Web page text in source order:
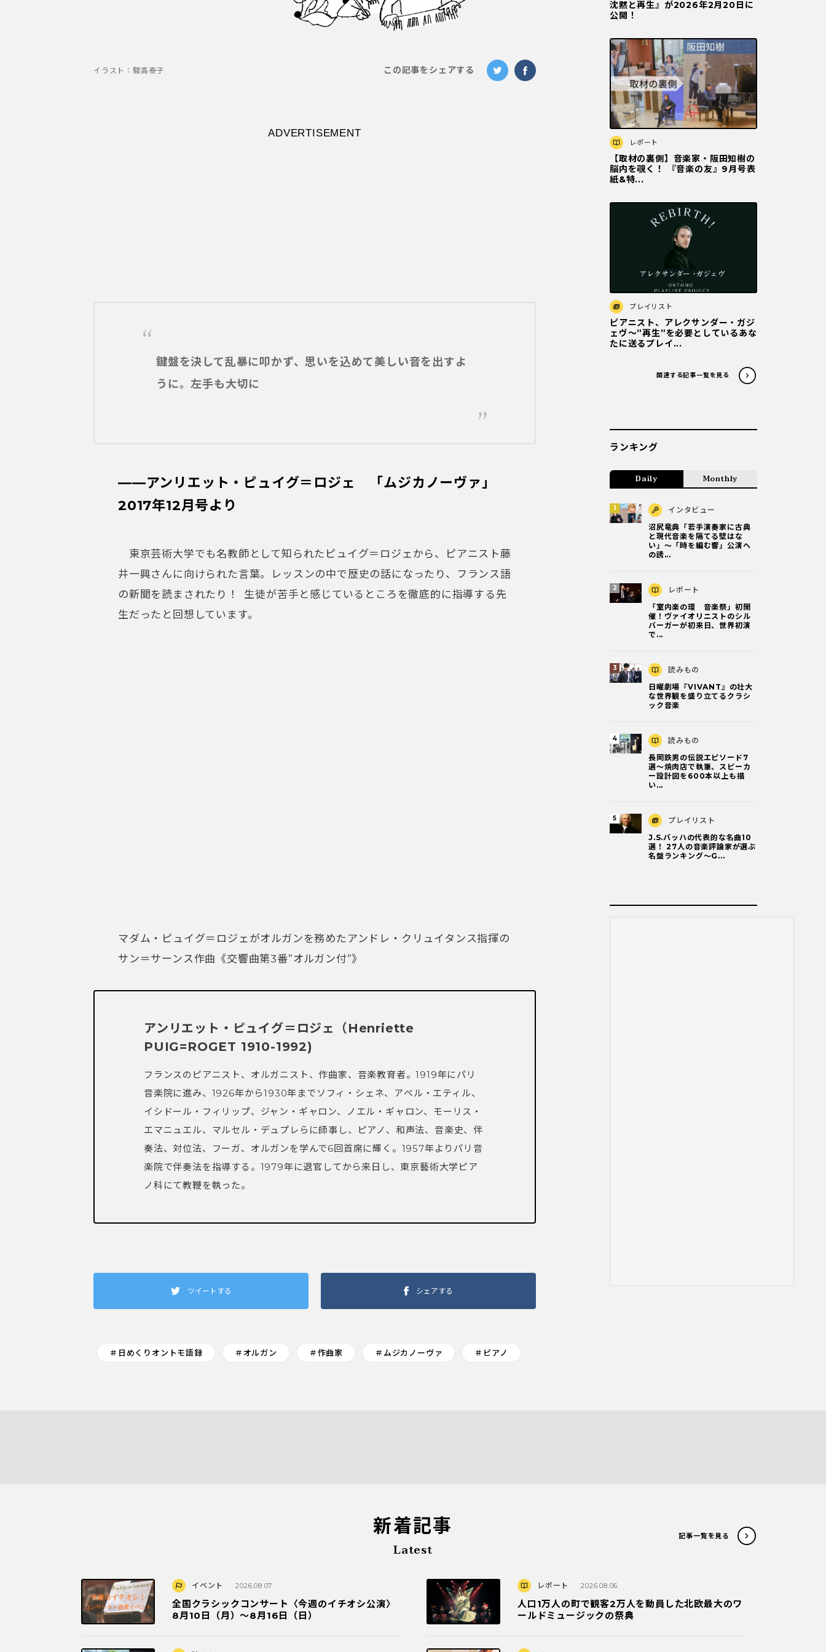
イラスト：駿高泰子 この記事をシェアする
ADVERTISEMENT
鍵盤を決して乱暴に叩かず、思いを込めて美しい音を出すよ
うに。左手も大切に
――アンリエット・ピュイグ＝ロジェ 「ムジカノーヴァ」
2017年12月号より
東京芸術大学でも名教師として知られたピュイグ＝ロジェから、ピアニスト藤
井一興さんに向けられた言葉。レッスンの中で歴史の話になったり、フランス語
の新聞を読まされたり！ 生徒が苦手と感じているところを徹底的に指導する先
生だったと回想しています。
マダム・ピュイグ＝ロジェがオルガンを務めたアンドレ・クリュイタンス指揮の
サン＝サーンス作曲《交響曲第3番”オルガン付”》
アンリエット・ピュイグ＝ロジェ（Henriette
PUIG=ROGET 1910-1992)
フランスのピアニスト、オルガニスト、作曲家、音楽教育者。1919年にパリ
音楽院に進み、1926年から1930年までソフィ・シェネ、アベル・エティル、
イシドール・フィリップ、ジャン・ギャロン、ノエル・ギャロン、モーリス・
エマニュエル、マルセル・デュプレらに師事し、ピアノ、和声法、音楽史、伴
奏法、対位法、フーガ、オルガンを学んで6回首席に輝く。1957年よりパリ音
楽院で伴奏法を指導する。1979年に退官してから来日し、東京藝術大学ピア
ノ科にて教鞭を執った。
ツイートする シェアする
＃日めくりオントモ語録 ＃オルガン ＃作曲家 ＃ムジカノーヴァ ＃ピアノ
沈黙と再⽣』が2026年2⽉20⽇に
公開！
レポート
【取材の裏側】音楽家・阪田知樹の
脳内を覗く！ 『音楽の友』9月号表
紙&特...
プレイリスト
ピアニスト、アレクサンダー・ガジ
ェヴ～”再生”を必要としているあな
たに送るプレイ...
関連する記事一覧を見る
ランキング
Daily Monthly
インタビュー
沼尻竜典「若手演奏家に古典
と現代音楽を隔てる壁はな
い」～「時を編む響」公演へ
の誘...
レポート
「室内楽の環 音楽祭」初開
催！ヴァイオリニストのシル
バーガーが初来日、世界初演
で...
読みもの
日曜劇場『VIVANT』の壮大
な世界観を盛り立てるクラシ
ック音楽
読みもの
長岡鉄男の伝説エピソード7
選〜焼肉店で執筆、スピーカ
ー設計図を600本以上も描
い...
プレイリスト
J.S.バッハの代表的な名曲10
選！ 27人の音楽評論家が選ぶ
名盤ランキング〜G...
新着記事
Latest
イベント 2026.08.07
全国クラシックコンサート〈今週のイチオシ公演〉
8月10日（月）～8月16日（日）
レポート 2026.08.06
人口1万人の町で観客2万人を動員した北欧最大のワ
ールドミュージックの祭典
記事一覧を見る